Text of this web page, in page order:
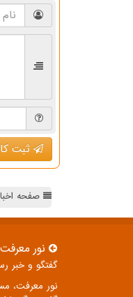
ثبت
صفحه
نور معرفت
گفتگو و خبر
نور معرفت،